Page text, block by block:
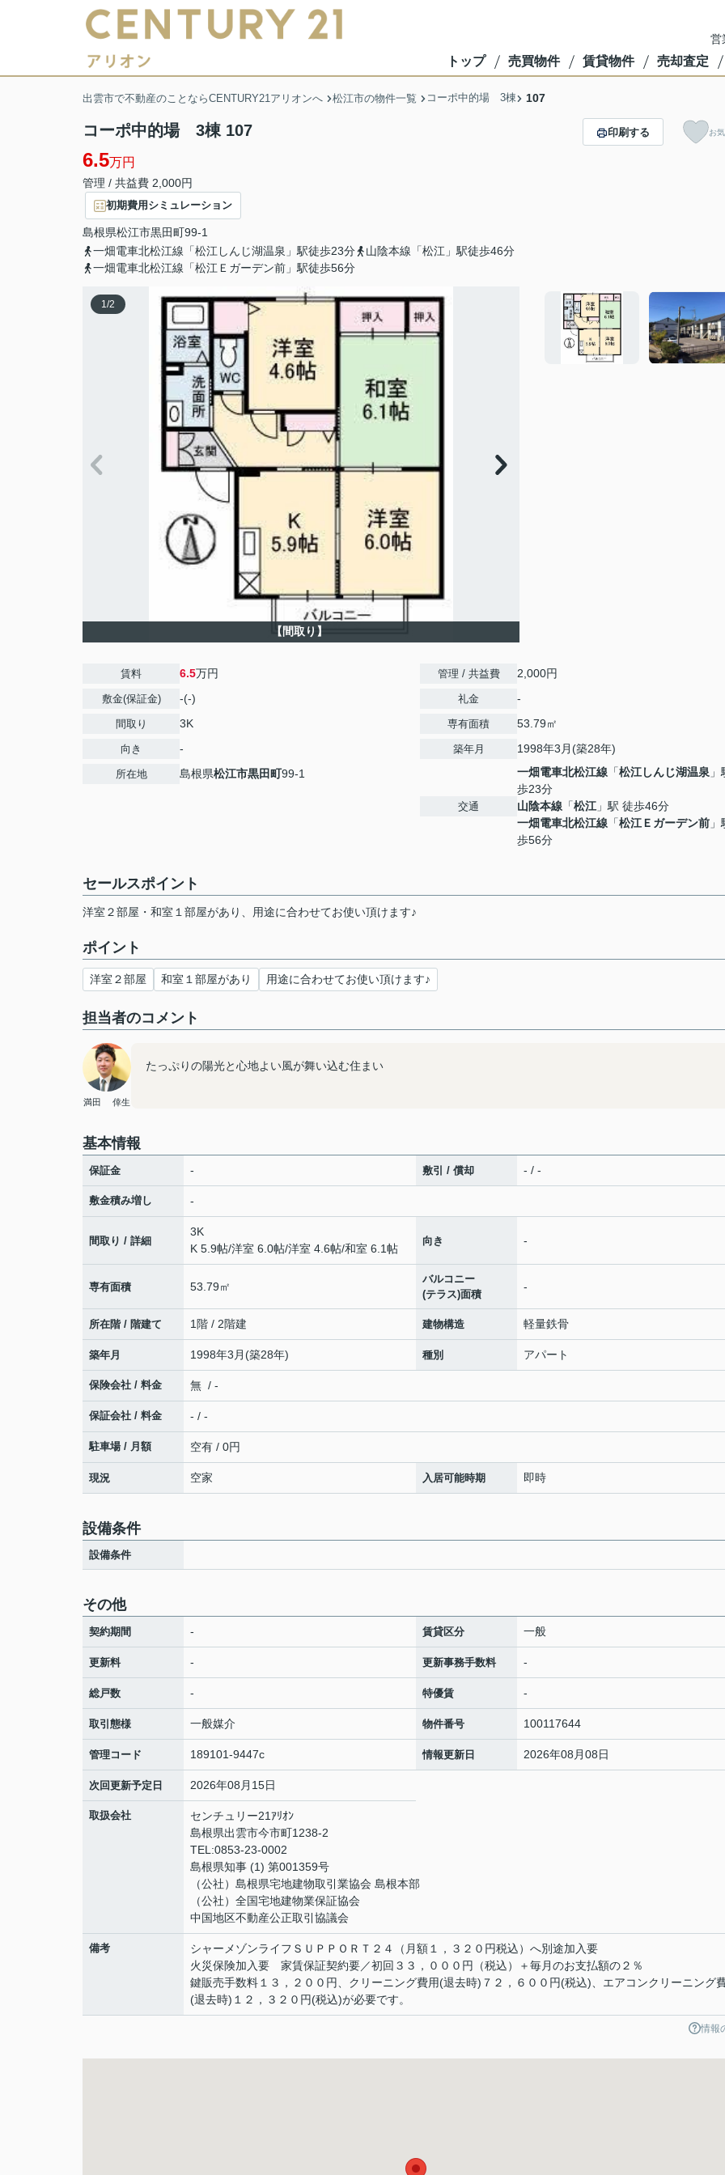
営
トップ 売買物件 賃貸物件 売却査定
出雲市で不動産のことならCENTURY21アリオンへ 松江市の物件一覧 コーポ中的場 3棟 107
コーポ中的場 3棟 107
6.5万円
管理 / 共益費 2,000円
初期費用シミュレーション
島根県松江市黒田町99-1
一畑電車北松江線「松江しんじ湖温泉」駅徒歩23分
山陰本線「松江」駅徒歩46分
一畑電車北松江線「松江Ｅガーデン前」駅徒歩56分
印刷する お
1/2
【間取り】
賃料 6.5万円
敷金(保証金) -(-)
間取り 3K
向き -
所在地 島根県松江市黒田町99-1
管理 / 共益費 2,000円
礼金 -
専有面積 53.79㎡
築年月 1998年3月(築28年)
交通
一畑電車北松江線 「松江しんじ湖温泉
歩23分
山陰本線 「松江 」駅 徒歩46分
一畑電車北松江線 「松江Ｅガーデン前
歩56分
セールスポイント
洋室２部屋・和室１部屋があり、用途に合わせてお使い頂けます♪
ポイント
洋室２部屋 和室１部屋があり 用途に合わせてお使い頂けます♪
担当者のコメント
満田 倖生
たっぷりの陽光と心地よい風が舞い込む住まい
基本情報
保証金 - 敷引 / 償却 - / -
敷金積み増し -
間取り / 詳細
3K
K 5.9帖/洋室 6.0帖/洋室 4.6帖/和室 6.1帖
向き -
専有面積 53.79㎡
バルコニー
(テラス)面積
-
所在階 / 階建て 1階 / 2階建 建物構造 軽量鉄骨
築年月 1998年3月(築28年) 種別 アパート
保険会社 / 料金 無 / -
保証会社 / 料金 - / -
駐車場 / 月額 空有 / 0円
現況 空家 入居可能時期 即時
設備条件
設備条件
その他
契約期間 - 賃貸区分 一般
更新料 - 更新事務手数料 -
総戸数 - 特優賃 -
取引態様 一般媒介 物件番号 100117644
管理コード 189101-9447c 情報更新日 2026年08月08日
次回更新予定日 2026年08月15日
取扱会社
センチュリー21ｱﾘｵﾝ
島根県出雲市今市町1238-2
TEL:0853-23-0002
島根県知事 (1) 第001359号
（公社）島根県宅地建物取引業協会 島根本部
（公社）全国宅地建物業保証協会
中国地区不動産公正取引協議会
備考
シャーメゾンライフＳＵＰＰＯＲＴ２４（月額１，３２０円税込）へ別途加入要
火災保険加入要 家賃保証契約要／初回３３，０００円（税込）＋毎月のお支払額の２％
鍵販売手数料１３，２００円、クリーニング費用(退去時)７２，６００円(税込)、エアコンクリーニング
(退去時)１２，３２０円(税込)が必要です。
情報